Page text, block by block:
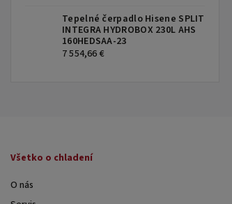
Tepelné čerpadlo Hisene SPLIT
INTEGRA HYDROBOX 230L AHS
160HEDSAA-23
7 554,66 €
Všetko o chladení
O nás